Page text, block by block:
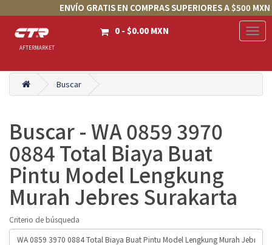
ENVÍO GRATIS EN COMPRAS SUPERIORES A $500 MXN
AFTERMARKET
0 - $0.00 MXN
Buscar
Buscar - WA 0859 3970
0884 Total Biaya Buat
Pintu Model Lengkung
Murah Jebres Surakarta
Criterio de búsqueda